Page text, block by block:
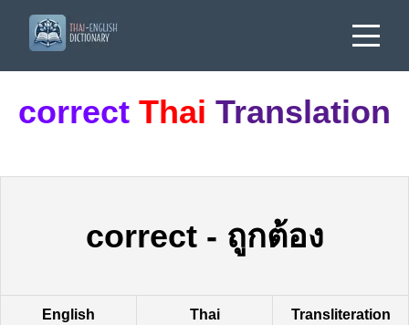
correct Thai Translation
correct- ถูกต้อง
English Thai Transliteration